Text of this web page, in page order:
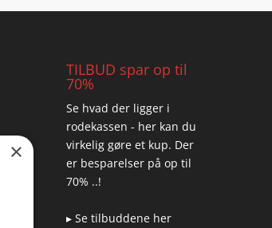
TILBUD spar op til
70%
Se hvad der ligger i
rodekassen - her kan du
virkelig gøre et kup. Der
er besparelser på op til
70% ..!
▸ Se tilbuddene her
×